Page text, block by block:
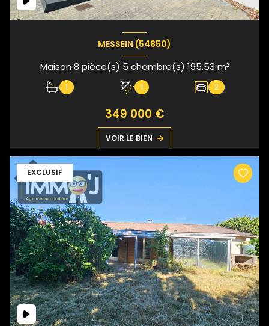
MESSEIN (54850)
Maison 8 pièce(s) 5 chambre(s) 195.53 m²
1 1 2
349 000 €
VOIR LE BIEN
EXCLUSIF